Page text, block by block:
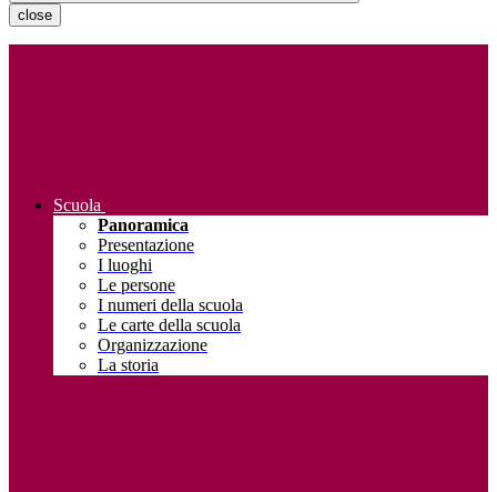
close
Scuola
Panoramica
Presentazione
I luoghi
Le persone
I numeri della scuola
Le carte della scuola
Organizzazione
La storia